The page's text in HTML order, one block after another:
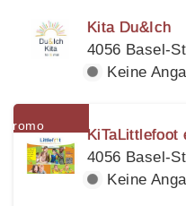
Kita Du&Ich
Keine
KiTaLittlefoot
Keine